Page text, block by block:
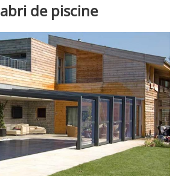
o
n
abri de piscine